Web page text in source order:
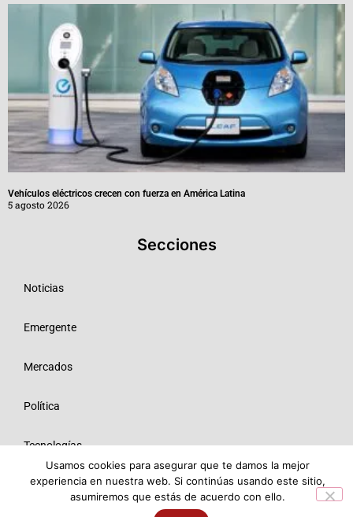
Vehículos eléctricos crecen con fuerza en América Latina
5 agosto 2026
Secciones
Noticias
Emergente
Mercados
Política
Tecnologías
Opinión
Usamos cookies para asegurar que te damos la mejor
experiencia en nuestra web. Si continúas usando este sitio,
asumiremos que estás de acuerdo con ello.